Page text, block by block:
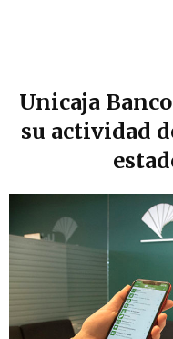
Unicaja
su actividad